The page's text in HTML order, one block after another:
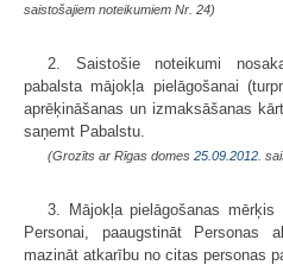
saistošajiem noteikumiem Nr. 24)
2. Saistošie noteikumi
pabalsta mājokļa pielāgošanai
aprēķināšanas un izmaksāšanas
saņemt Pabalstu.
(Grozīts ar Rīgas domes 25.09.2012.
3. Mājokļa pielāgošanas
Personai, paaugstināt Personas
mazināt atkarību no citas personas